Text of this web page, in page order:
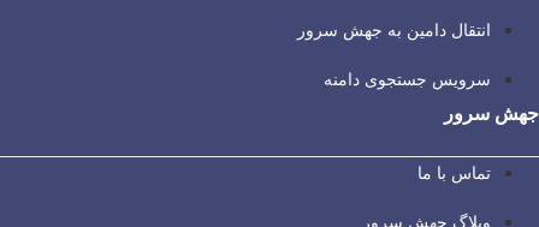
انتقال دامین به جهش سرور
سرویس جستجوی دامنه
جهش سرور
تماس با ما
وبلاگ جهش سرور